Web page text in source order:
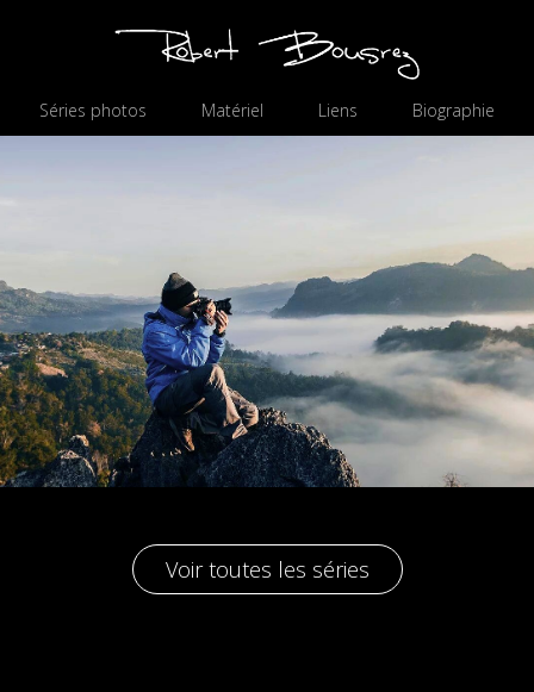
Séries photos Matériel Liens Biographie
Voir toutes les séries